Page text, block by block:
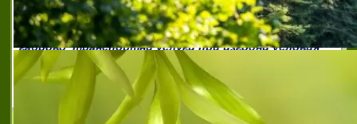
съюз,транспорт спедиция и карго габрово,
транспорт спедиция и карго услуги габрово,
транспортна фирма с гъвкаво ценообразуване
габрово,транспортни услуги при изгодни условия
габрово
фирма за авио и морска спедиции габрово
фирма за морски контейнерен превоз габрово
за транспорт спедиция и карго габрово